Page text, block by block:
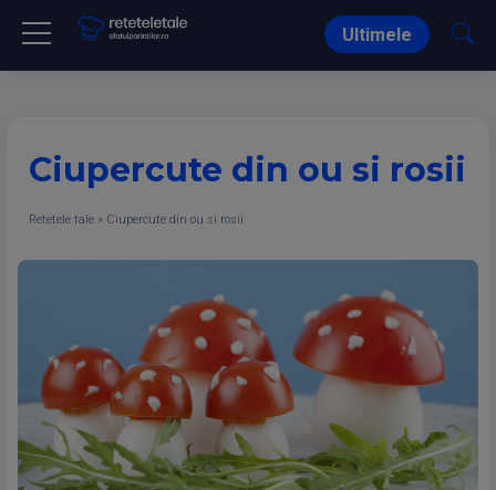
Ultimele
Ciupercute din ou si rosii
Retetele tale » Ciupercute din ou si rosii